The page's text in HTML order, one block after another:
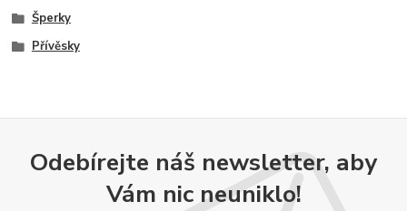
Šperky
Přívěsky
Odebírejte náš newsletter, aby
Vám nic neuniklo!